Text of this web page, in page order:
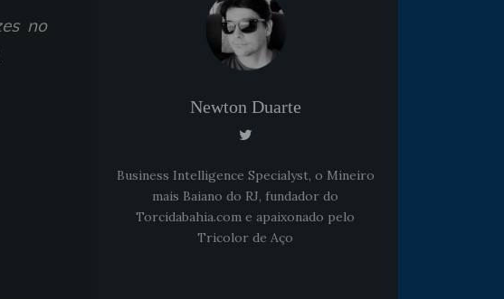
no
Newton Duarte
Business Intelligence Specialyst, o Mineiro
mais Baiano do RJ, fundador do
Torcidabahia.com e apaixonado pelo
Tricolor de Aço